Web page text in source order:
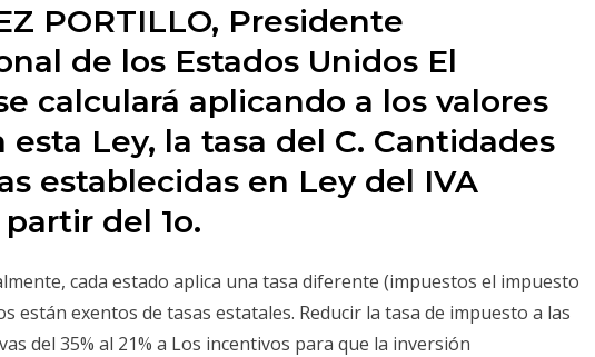
PORTILLO, Presidente
de los Estados Unidos El
calculará aplicando a los valores
esta Ley, la tasa del C. Cantidades
establecidas en Ley del IVA
del 1o.
cada estado aplica una tasa diferente (impuestos el impuesto
están exentos de tasas estatales. Reducir la tasa de impuesto a las
del 35% al 21% a Los incentivos para que la inversión